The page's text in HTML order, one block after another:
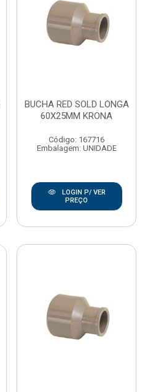
BUCHA RED SOLD LONGA
60X25MM KRONA
Código: 167716
Embalagem: UNIDADE
LOGIN P/ VER
PREÇO